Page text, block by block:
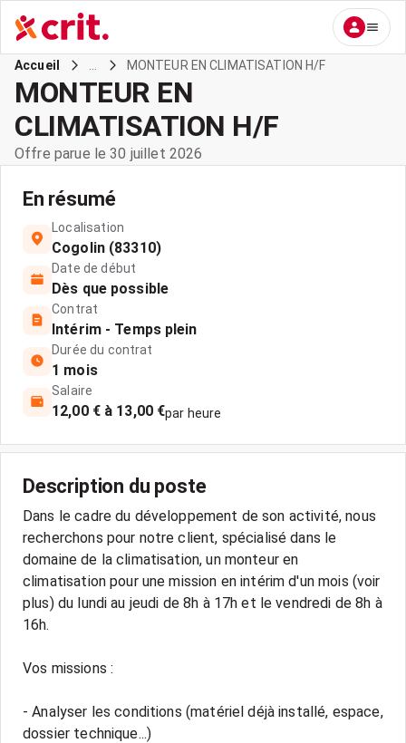
Accueil MONTEUR EN CLIMATISATION H/F
MONTEUR EN
CLIMATISATION H/F
Offre parue le 30 juillet 2026
En résumé
Localisation
Cogolin (83310)
Date de début
Dès que possible
Contrat
Intérim - Temps plein
Durée du contrat
1 mois
Salaire
12,00 € à 13,00 €par heure
Description du poste
Dans le cadre du développement de son activité, nous
recherchons pour notre client, spécialisé dans le
domaine de la climatisation, un monteur en
climatisation pour une mission en intérim d'un mois (voir
plus) du lundi au jeudi de 8h à 17h et le vendredi de 8h à
16h.
Vos missions :
- Analyser les conditions (matériel déjà installé, espace,
dossier technique...)